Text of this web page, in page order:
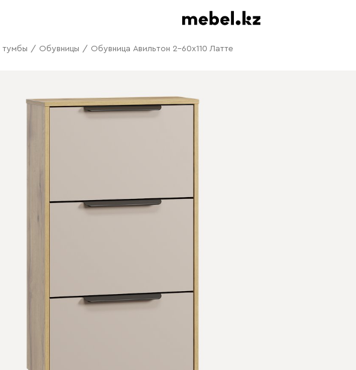
тумбы / Обувницы / Обувница Авильтон 2-60x110 Латте